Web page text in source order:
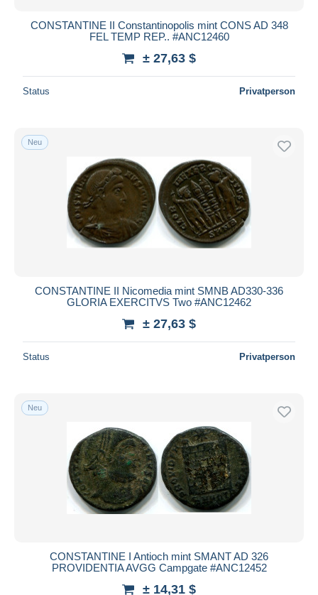
CONSTANTINE II Constantinopolis mint CONS AD 348
FEL TEMP REP.. #ANC12460
± 27,63 $
Status Privatperson
Neu
CONSTANTINE II Nicomedia mint SMNB AD330-336
GLORIA EXERCITVS Two #ANC12462
± 27,63 $
Status Privatperson
Neu
CONSTANTINE I Antioch mint SMANT AD 326
PROVIDENTIA AVGG Campgate #ANC12452
± 14,31 $